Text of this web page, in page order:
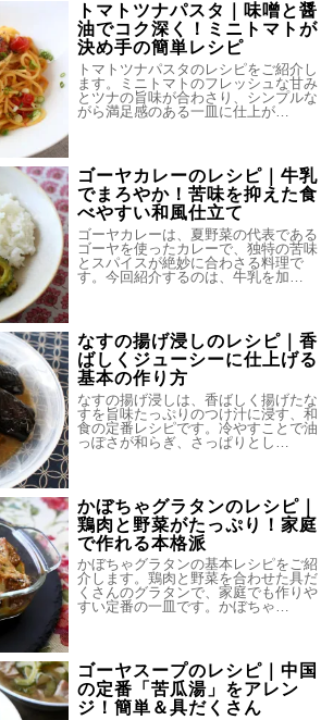
トマトツナパスタ｜味噌と醤
油でコク深く！ミニトマトが
決め手の簡単レシピ
トマトツナパスタのレシピをご紹介し
ます。ミニトマトのフレッシュな甘み
とツナの旨味が合わさり、シンプルな
がら満足感のある一皿に仕上が…
ゴーヤカレーのレシピ｜牛乳
でまろやか！苦味を抑えた食
べやすい和風仕立て
ゴーヤカレーは、夏野菜の代表である
ゴーヤを使ったカレーで、独特の苦味
とスパイスが絶妙に合わさる料理で
す。今回紹介するのは、牛乳を加…
なすの揚げ浸しのレシピ｜香
ばしくジューシーに仕上げる
基本の作り方
なすの揚げ浸しは、香ばしく揚げたな
すを旨味たっぷりのつけ汁に浸す、和
食の定番レシピです。冷やすことで油
っぽさが和らぎ、さっぱりとし…
かぼちゃグラタンのレシピ｜
鶏肉と野菜がたっぷり！家庭
で作れる本格派
かぼちゃグラタンの基本レシピをご紹
介します。鶏肉と野菜を合わせた具だ
くさんのグラタンで、家庭でも作りや
すい定番の一皿です。かぼちゃ…
ゴーヤスープのレシピ｜中国
の定番「苦瓜湯」をアレン
ジ！簡単＆具だくさん